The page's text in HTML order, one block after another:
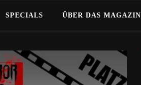
SPECIALS ÜBER DAS MAGAZIN